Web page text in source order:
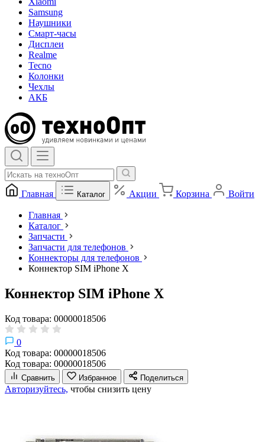
Samsung
Наушники
Смарт-часы
Дисплеи
Realme
Tecno
Колонки
Чехлы
АКБ
Главная Каталог Акции Корзина Войти
Главная
Каталог
Запчасти
Запчасти для телефонов
Коннекторы для телефонов
Коннектор SIM iPhone X
Коннектор SIM iPhone X
Код товара: 00000018506
0
Код товара: 00000018506
Код товара: 00000018506
Сравнить Избранное Поделиться
Авторизуйтесь, чтобы снизить цену